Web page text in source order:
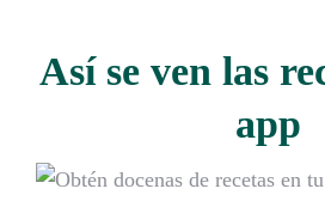
Así se ven las
app